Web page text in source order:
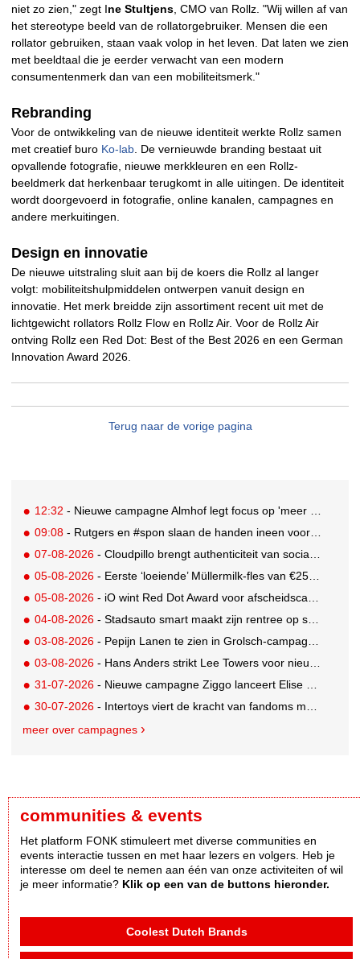
niet zo zien," zegt Ine Stultjens , CMO van Rollz. "Wij willen af van
het stereotype beeld van de rollatorgebruiker. Mensen die een
rollator gebruiken, staan vaak volop in het leven. Dat laten we zien
met beeldtaal die je eerder verwacht van een modern
consumentenmerk dan van een mobiliteitsmerk."
Rebranding
Voor de ontwikkeling van de nieuwe identiteit werkte Rollz samen
met creatief buro Ko-lab . De vernieuwde branding bestaat uit
opvallende fotografie, nieuwe merkkleuren en een Rollz-
beeldmerk dat herkenbaar terugkomt in alle uitingen. De identiteit
wordt doorgevoerd in fotografie, online kanalen, campagnes en
andere merkuitingen.
Design en innovatie
De nieuwe uitstraling sluit aan bij de koers die Rollz al langer
volgt: mobiliteitshulpmiddelen ontwerpen vanuit design en
innovatie. Het merk breidde zijn assortiment recent uit met de
lichtgewicht rollators Rollz Flow en Rollz Air. Voor de Rollz Air
ontving Rollz een Red Dot: Best of the Best 2026 en een German
Innovation Award 2026.
Terug naar de vorige pagina
12:32 - Nieuwe campagne Almhof legt focus op 'meer genieten' met personage Geniet Günther
09:08 - Rutgers en #spon slaan de handen ineen voor 'Ben je oké?'
07-08-2026 - Cloudpillo brengt authenticiteit van social naar tv
05-08-2026 - Eerste ‘loeiende’ Müllermilk-fles van €25.000,- gevonden
05-08-2026 - iO wint Red Dot Award voor afscheidscampagne Peter Houtman bij Feyenoord
04-08-2026 - Stadsauto smart maakt zijn rentree op straat met een wereldwijde muurschilderingcampagne
03-08-2026 - Pepijn Lanen te zien in Grolsch-campagne voor nieuwe Grolsch CAL
03-08-2026 - Hans Anders strikt Lee Towers voor nieuwe campagne
31-07-2026 - Nieuwe campagne Ziggo lanceert Elise Schaap als expert over de Nederlandse voetbalbeleving
30-07-2026 - Intertoys viert de kracht van fandoms met nieuwe social media campagne rondom Olivia Rodrigo
meer over campagnes
communities & events
Het platform FONK stimuleert met diverse communities en
events interactie tussen en met haar lezers en volgers. Heb je
interesse om deel te nemen aan één van onze activiteiten of wil
je meer informatie? Klik op een van de buttons hieronder.
Coolest Dutch Brands